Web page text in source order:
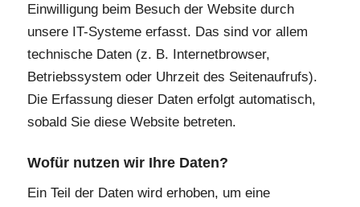
Einwilligung beim Besuch der Website durch
unsere IT-Systeme erfasst. Das sind vor allem
technische Daten (z. B. Internetbrowser,
Betriebssystem oder Uhrzeit des Seitenaufrufs).
Die Erfassung dieser Daten erfolgt automatisch,
sobald Sie diese Website betreten.
Wofür nutzen wir Ihre Daten?
Ein Teil der Daten wird erhoben, um eine